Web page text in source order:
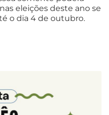
eleições deste ano se
o dia 4 de outubro.